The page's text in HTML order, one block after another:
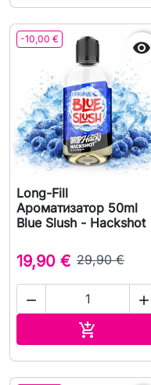
-10,00 € 
Long-Fill
Ароматизатор 50ml
Blue Slush - Hackshot
19,90 € 29,90 €
 
